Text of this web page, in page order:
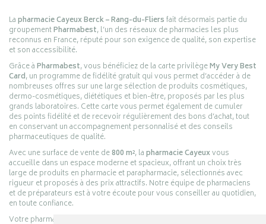
Lapharmacie Cayeux Berck – Rang-du-Fliersfait désormais partie du
groupementPharmabest, l’un des réseaux de pharmacies les plus
reconnus en France, réputé pour son exigence de qualité, son expertise
et son accessibilité.
Grâce àPharmabest, vous bénéficiez de la carte privilègeMy Very Best
Card, un programme de fidélité gratuit qui vous permet d’accéder à de
nombreuses offres sur une large sélection de produits cosmétiques,
dermo-cosmétiques, diététiques et bien-être, proposés par les plus
grands laboratoires. Cette carte vous permet également de cumuler
des points fidélité et de recevoir régulièrement des bons d’achat, tout
en conservant un accompagnement personnalisé et des conseils
pharmaceutiques de qualité.
Avec une surface de vente de800 m², lapharmacie Cayeuxvous
accueille dans un espace moderne et spacieux, offrant un choix très
large de produits en pharmacie et parapharmacie, sélectionnés avec
rigueur et proposés à des prix attractifs. Notre équipe de pharmaciens
et de préparateurs est à votre écoute pour vous conseiller au quotidien,
en toute confiance.
Votre pharmacie en ligne :